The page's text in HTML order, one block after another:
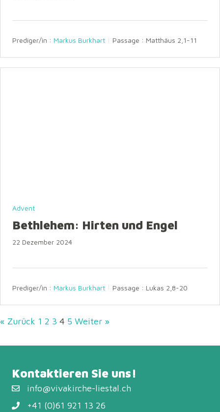
Prediger/in : Markus Burkhart Passage : Matthäus 2,1-11
Advent
Bethlehem: Hirten und Engel
22 Dezember 2024
Prediger/in : Markus Burkhart Passage : Lukas 2,8-20
« Zurück 1 2 3 4 5 Weiter »
Kontaktieren Sie uns!
info@vivakirche-liestal.ch
+41 (0)61 921 13 26